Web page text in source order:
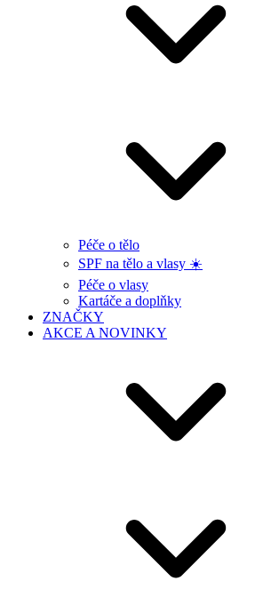
Péče o tělo
SPF na tělo a vlasy ☀️
Péče o vlasy
Kartáče a doplňky
ZNAČKY
AKCE A NOVINKY